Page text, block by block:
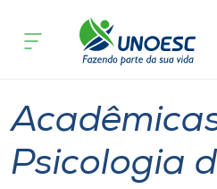
Cursos
Pesquisa
acontece
Psicologia